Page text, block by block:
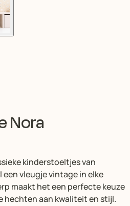
Nora
kinderstoeltjes van
vleugje vintage in elke
maakt het een perfecte keuze
hechten aan kwaliteit en stijl.